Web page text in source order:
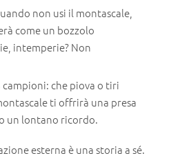
non usi il montascale,
come un bozzolo
intemperie? Non
che piova o tiri
ti offrirà una presa
un lontano ricordo.
esterna è una storia a sé.